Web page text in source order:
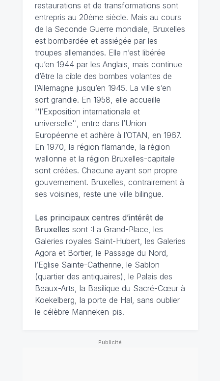
restaurations et de transformations sont
entrepris au 20ème siècle. Mais au cours
de la Seconde Guerre mondiale, Bruxelles
est bombardée et assiégée par les
troupes allemandes. Elle n’est libérée
qu’en 1944 par les Anglais, mais continue
d’être la cible des bombes volantes de
l’Allemagne jusqu’en 1945. La ville s’en
sort grandie. En 1958, elle accueille
''l’Exposition internationale et
universelle'', entre dans l’Union
Européenne et adhère à l’OTAN, en 1967.
En 1970, la région flamande, la région
wallonne et la région Bruxelles-capitale
sont créées. Chacune ayant son propre
gouvernement. Bruxelles, contrairement à
ses voisines, reste une ville bilingue.
Les principaux centres d’intérêt de
Bruxelles sont :La Grand-Place, les
Galeries royales Saint-Hubert, les Galeries
Agora et Bortier, le Passage du Nord,
l’Eglise Sainte-Catherine, le Sablon
(quartier des antiquaires), le Palais des
Beaux-Arts, la Basilique du Sacré-Cœur à
Koekelberg, la porte de Hal, sans oublier
le célèbre Manneken-pis.